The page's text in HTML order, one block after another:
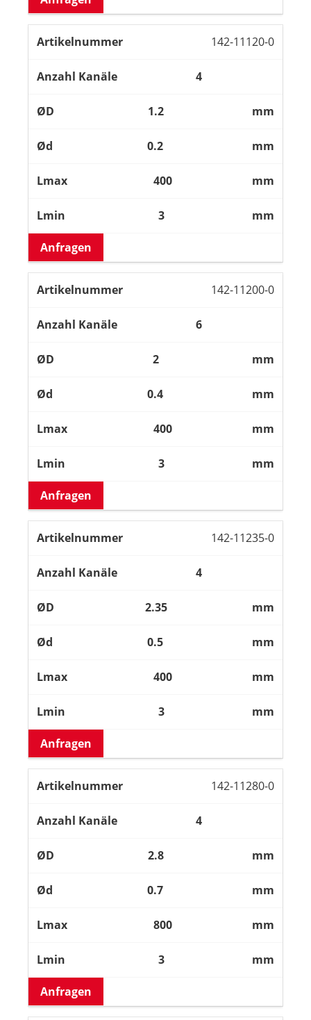
142-11120-0
4
1.2 mm
0.2 mm
400 mm
3 mm
Anfragen
142-11200-0
6
2 mm
0.4 mm
400 mm
3 mm
Anfragen
142-11235-0
4
2.35 mm
0.5 mm
400 mm
3 mm
Anfragen
142-11280-0
4
2.8 mm
0.7 mm
800 mm
3 mm
Anfragen